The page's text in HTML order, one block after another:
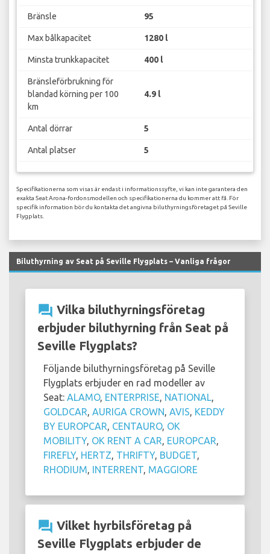
Bränsle 95
Max bålkapacitet 1280 l
Minsta trunkkapacitet 400 l
Bränsleförbrukning för
blandad körning per 100
km
4.9 l
Antal dörrar 5
Antal platser 5
Specifikationerna som visas är endast i informationssyfte, vi kan inte garantera den
exakta Seat Arona-fordonsmodellen och specifikationerna du kommer att få. För
specifik information bör du kontakta det angivna biluthyrningsföretaget på Seville
Flygplats.
Biluthyrning av Seat på Seville Flygplats – Vanliga frågor
question_answer Vilka biluthyrningsföretag
erbjuder biluthyrning från Seat på
Seville Flygplats?
Följande biluthyrningsföretag på Seville
Flygplats erbjuder en rad modeller av
Seat: ALAMO, ENTERPRISE, NATIONAL,
GOLDCAR, AURIGA CROWN, AVIS, KEDDY
BY EUROPCAR, CENTAURO, OK
MOBILITY, OK RENT A CAR, EUROPCAR,
FIREFLY, HERTZ, THRIFTY, BUDGET,
RHODIUM, INTERRENT, MAGGIORE
question_answer Vilket hyrbilsföretag på
Seville Flygplats erbjuder de